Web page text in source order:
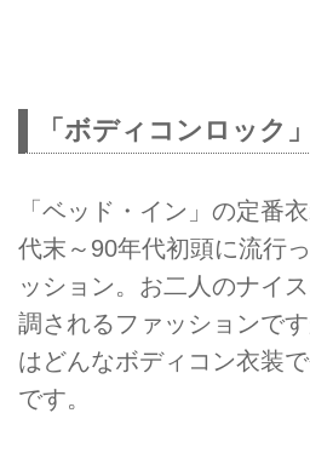
「ボディコンロック
「ベッド・イン」の定番
代末～90年代初頭に流行
ッション。お二人のナイ
調されるファッションで
はどんなボディコン衣装
です。